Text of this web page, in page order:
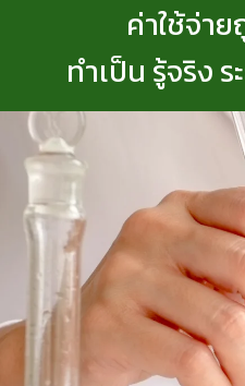
ค่าใช้จ่าย
ทำเป็น รู้จริงระ